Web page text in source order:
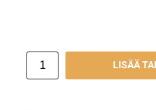
LISÄÄ